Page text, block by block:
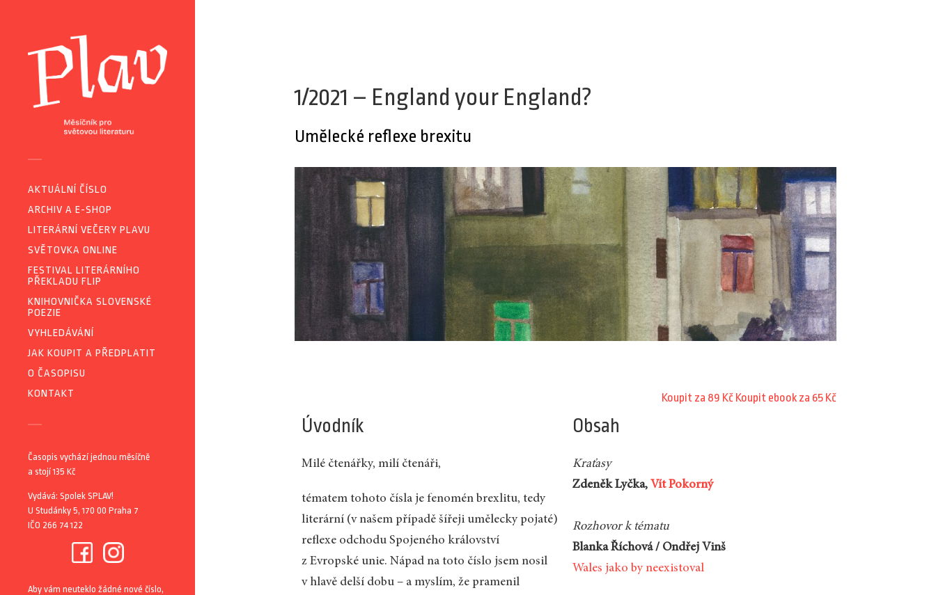
AKTUÁLNÍ ČÍSLO
ARCHIV A E-SHOP
LITERÁRNÍ VEČERY PLAVU
SVĚTOVKA ONLINE
FESTIVAL LITERÁRNÍHO
PŘEKLADU FLIP
KNIHOVNIČKA SLOVENSKÉ
POEZIE
VYHLEDÁVÁNÍ
JAK KOUPIT A PŘEDPLATIT
O ČASOPISU
KONTAKT
Časopis vychází jednou měsíčně
a stojí 135 Kč
Vydává: Spolek SPLAV!
U Studánky 5, 170 00 Praha 7
IČO 266 74 122
Aby vám neuteklo žádné nové číslo,
1/2021 – England your England?
Umělecké reflexe brexitu
Koupit za 89 Kč Koupit ebook za 65 Kč
Úvodník
Milé čtenářky, milí čtenáři,
tématem tohoto čísla je fenomén brexlitu, tedy
literární (v našem případě šířeji umělecky pojaté)
reflexe odchodu Spojeného království
z Evropské unie. Nápad na toto číslo jsem nosil
v hlavě delší dobu – a myslím, že pramenil
Obsah
Kraťasy
Zdeněk Lyčka, Vít Pokorný
Rozhovor k tématu
Blanka Říchová / Ondřej Vinš
Wales jako by neexistoval